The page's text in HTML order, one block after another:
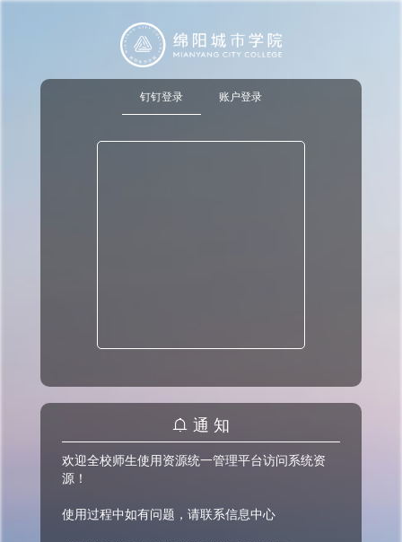
通 知
欢迎全校师生使用资源统一管理平台访问系统资
源！
使用过程中如有问题，请联系信息中心
钉钉登录 账户登录